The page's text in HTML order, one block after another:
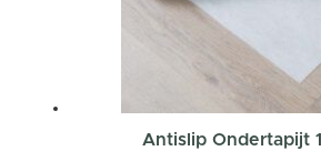
Antislip Ondertapijt